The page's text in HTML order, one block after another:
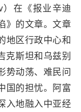
在《报业辛迪
》的文章。文章
地区行政中心和
克斯坦和乌兹别
势动荡、难民问
国的担忧。阿富
入地融入中亚经